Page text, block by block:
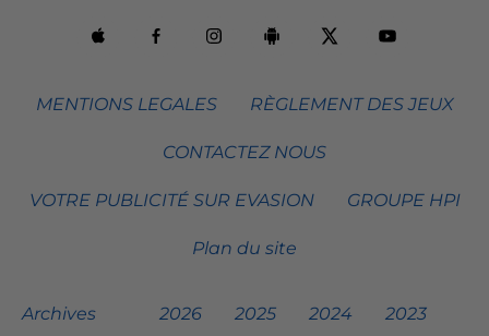
MENTIONS LEGALES RÈGLEMENT DES JEUX
CONTACTEZ NOUS
VOTRE PUBLICITÉ SUR EVASION GROUPE HPI
Plan du site
Archives 2026 2025 2024 2023